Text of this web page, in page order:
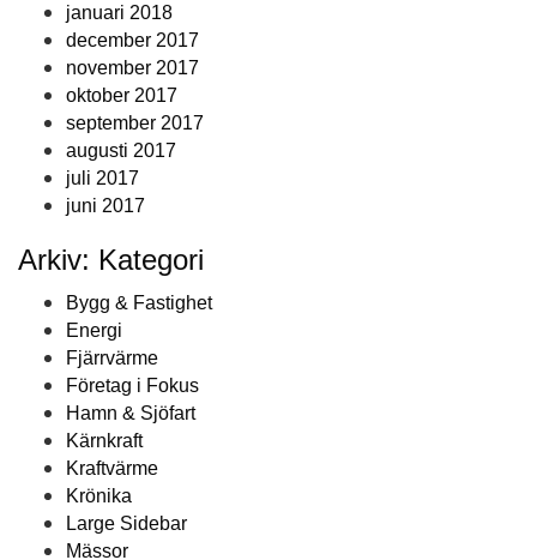
januari 2018
december 2017
november 2017
oktober 2017
september 2017
augusti 2017
juli 2017
juni 2017
Arkiv: Kategori
Bygg & Fastighet
Energi
Fjärrvärme
Företag i Fokus
Hamn & Sjöfart
Kärnkraft
Kraftvärme
Krönika
Large Sidebar
Mässor